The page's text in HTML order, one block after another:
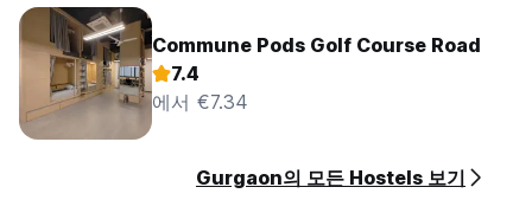
Commune Pods Golf Course Road
7.4
에서 €7.34
Gurgaon의 모든 Hostels 보기